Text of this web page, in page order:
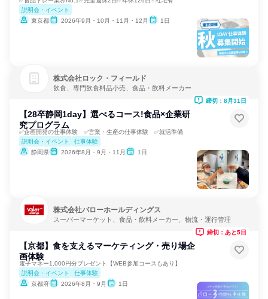
説明会・イベント
東京都
2026年9月・10月・11月・12月 1日
株式会社ロック・フィールド
飲食、専門飲食料品小売、食品・飲料メーカー
【28卒静岡1day】選べるコース!食品×企業研
究プログラム
✅企画開発の仕事体験 ✅営業・生産の仕事体験 ✅就活準備
説明会・イベント
仕事体験
静岡県
2026年8月・9月・11月 1日
締切：8月31日
株式会社バローホールディングス
スーパーマーケット、食品・飲料メーカー、物流・運行管理
【京都】食を支えるマーケティング・売り場企
画体験
電子マネー1,000円分プレゼント【WEB参加コースもあり】
説明会・イベント
仕事体験
京都府
2026年8月・9月 1日
締切：あと5日